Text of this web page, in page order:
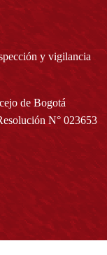
y vigilancia
de Bogotá
N° 023653